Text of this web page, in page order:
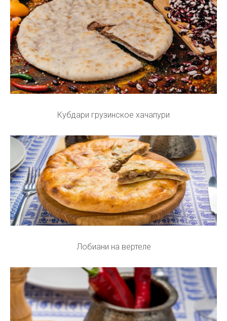
Кубдари грузинское хачапури
Лобиани на вертеле